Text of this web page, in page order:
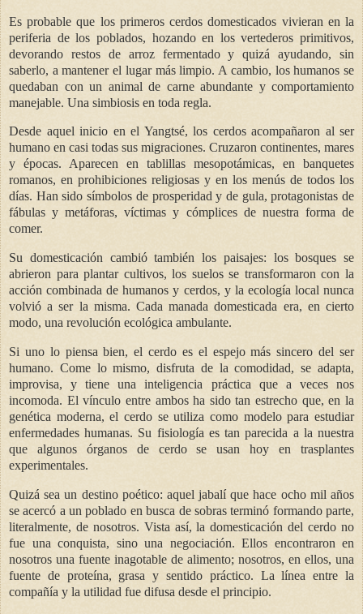
Es probable que los primeros cerdos domesticados vivieran en la
periferia de los poblados, hozando en los vertederos primitivos,
devorando restos de arroz fermentado y quizá ayudando, sin
saberlo, a mantener el lugar más limpio. A cambio, los humanos se
quedaban con un animal de carne abundante y comportamiento
manejable. Una simbiosis en toda regla.
Desde aquel inicio en el Yangtsé, los cerdos acompañaron al ser
humano en casi todas sus migraciones. Cruzaron continentes, mares
y épocas. Aparecen en tablillas mesopotámicas, en banquetes
romanos, en prohibiciones religiosas y en los menús de todos los
días. Han sido símbolos de prosperidad y de gula, protagonistas de
fábulas y metáforas, víctimas y cómplices de nuestra forma de
comer.
Su domesticación cambió también los paisajes: los bosques se
abrieron para plantar cultivos, los suelos se transformaron con la
acción combinada de humanos y cerdos, y la ecología local nunca
volvió a ser la misma. Cada manada domesticada era, en cierto
modo, una revolución ecológica ambulante.
Si uno lo piensa bien, el cerdo es el espejo más sincero del ser
humano. Come lo mismo, disfruta de la comodidad, se adapta,
improvisa, y tiene una inteligencia práctica que a veces nos
incomoda. El vínculo entre ambos ha sido tan estrecho que, en la
genética moderna, el cerdo se utiliza como modelo para estudiar
enfermedades humanas. Su fisiología es tan parecida a la nuestra
que algunos órganos de cerdo se usan hoy en trasplantes
experimentales.
Quizá sea un destino poético: aquel jabalí que hace ocho mil años
se acercó a un poblado en busca de sobras terminó formando parte,
literalmente, de nosotros. Vista así, la domesticación del cerdo no
fue una conquista, sino una negociación. Ellos encontraron en
nosotros una fuente inagotable de alimento; nosotros, en ellos, una
fuente de proteína, grasa y sentido práctico. La línea entre la
compañía y la utilidad fue difusa desde el principio.